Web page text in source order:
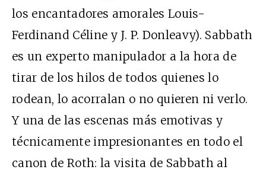
los encantadores amorales Louis-
Ferdinand Céline y J. P. Donleavy). Sabbath
es un experto manipulador a la hora de
tirar de los hilos de todos quienes lo
rodean, lo acorralan o no quieren ni verlo.
Y una de las escenas más emotivas y
técnicamente impresionantes en todo el
canon de Roth: la visita de Sabbath al